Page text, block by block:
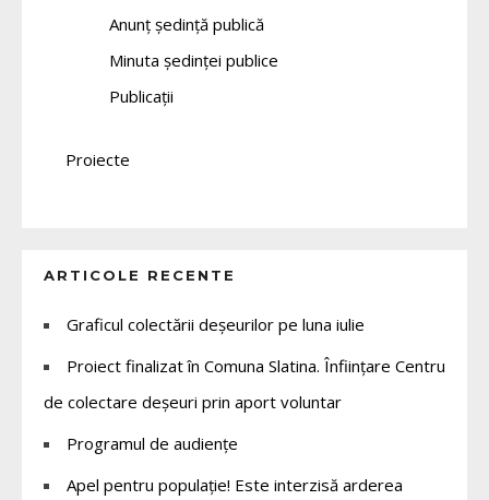
Anunț ședință publică
Minuta ședinței publice
Publicații
Proiecte
ARTICOLE RECENTE
Graficul colectării deșeurilor pe luna iulie
Proiect finalizat în Comuna Slatina. Înființare Centru
de colectare deșeuri prin aport voluntar
Programul de audiențe
Apel pentru populație! Este interzisă arderea